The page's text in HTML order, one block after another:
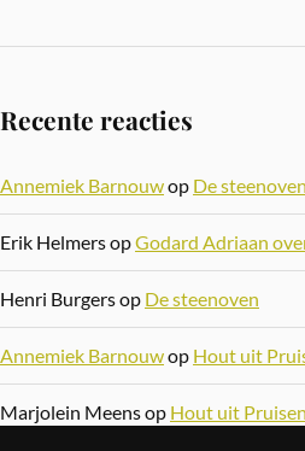
Recente reacties
Annemiek Barnouwop De steenoven
Erik HelmersopGodard Adriaan
Henri Burgersop De steenoven
Annemiek Barnouwop Hout uit
Marjolein Meensop Hout uit Pruisen